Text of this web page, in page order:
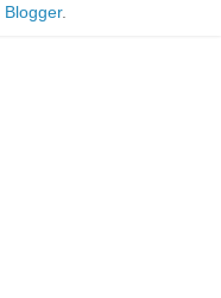
Blogger.